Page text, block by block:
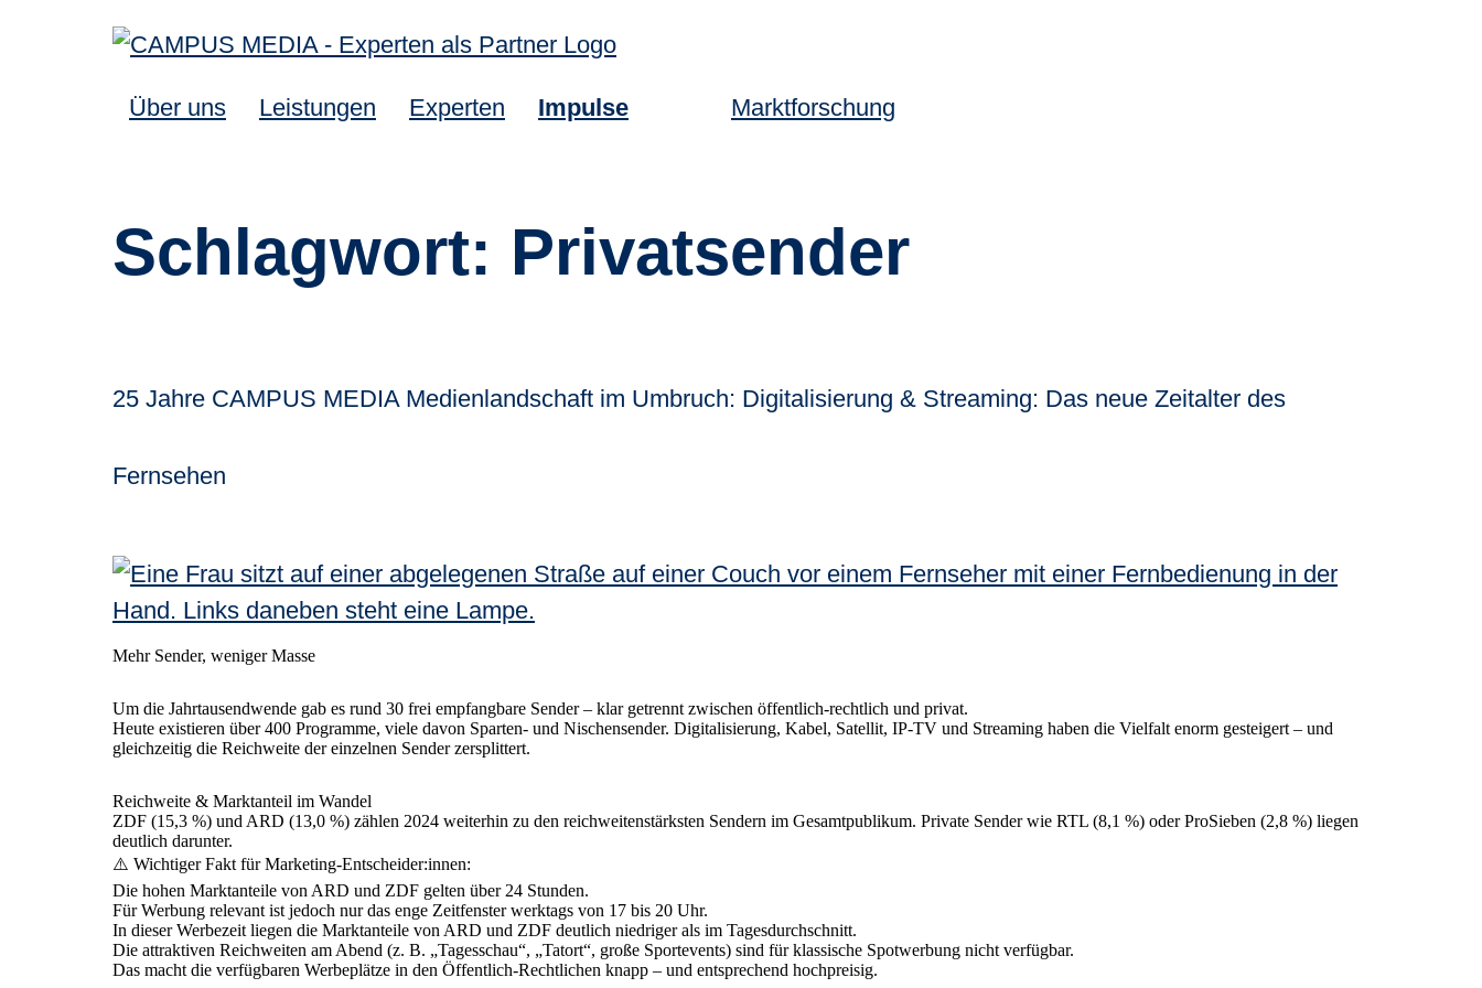
Über uns Leistungen Experten Impulse Marktforschung
Schlagwort: Privatsender
25 Jahre CAMPUS MEDIA Medienlandschaft im Umbruch: Digitalisierung & Streaming: Das neue Zeitalter des
Fernsehen
Mehr Sender, weniger Masse
Um die Jahrtausendwende gab es rund 30 frei empfangbare Sender – klar getrennt zwischen öffentlich-rechtlich und privat.
Heute existieren über 400 Programme, viele davon Sparten- und Nischensender. Digitalisierung, Kabel, Satellit, IP-TV und Streaming haben die Vielfalt enorm gesteigert – und
gleichzeitig die Reichweite der einzelnen Sender zersplittert.
Reichweite & Marktanteil im Wandel
ZDF (15,3 %) und ARD (13,0 %) zählen 2024 weiterhin zu den reichweitenstärksten Sendern im Gesamtpublikum. Private Sender wie RTL (8,1 %) oder ProSieben (2,8 %) liegen
deutlich darunter.
⚠️ Wichtiger Fakt für Marketing-Entscheider:innen:
Die hohen Marktanteile von ARD und ZDF gelten über 24 Stunden.
Für Werbung relevant ist jedoch nur das enge Zeitfenster werktags von 17 bis 20 Uhr.
In dieser Werbezeit liegen die Marktanteile von ARD und ZDF deutlich niedriger als im Tagesdurchschnitt.
Die attraktiven Reichweiten am Abend (z. B. „Tagesschau“, „Tatort“, große Sportevents) sind für klassische Spotwerbung nicht verfügbar.
Das macht die verfügbaren Werbeplätze in den Öffentlich-Rechtlichen knapp – und entsprechend hochpreisig.